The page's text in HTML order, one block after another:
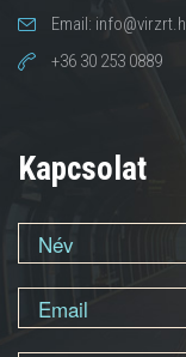
Email:
+36 30 253 0889
Kapcsolat